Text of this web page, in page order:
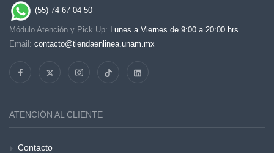
(55) 74 67 04 50
Módulo Atención y Pick Up: Lunes a Viernes de 9:00 a 20:00 hrs
Email: contacto@tiendaenlinea.unam.mx
ATENCIÓN AL CLIENTE
Contacto